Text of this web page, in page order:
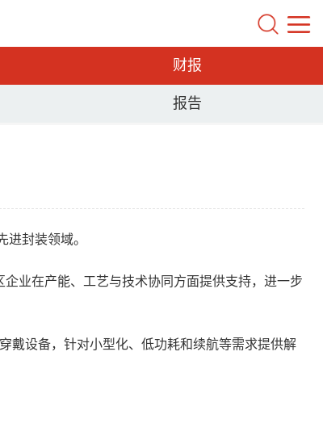
财报
报告
封装领域。
业在产能、工艺与技术协同方面提供支持，进一步
戴设备，针对小型化、低功耗和续航等需求提供解